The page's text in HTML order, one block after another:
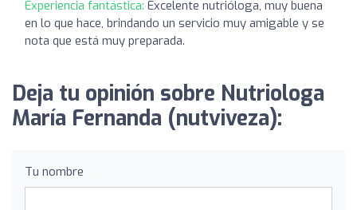
Experiencia fantástica: Excelente nutrióloga, muy buena
en lo que hace, brindando un servicio muy amigable y se
nota que está muy preparada.
Deja tu opinión sobre Nutriologa
María Fernanda (nutviveza):
Tu nombre